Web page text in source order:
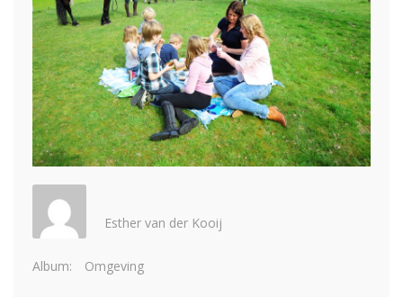
Esther van der Kooij
Album: Omgeving